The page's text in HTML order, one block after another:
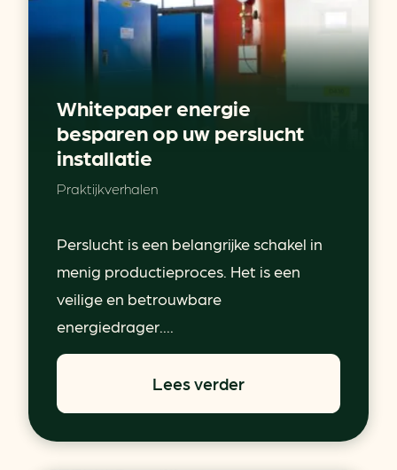
Whitepaper energie
besparen op uw perslucht
installatie
Praktijkverhalen
Perslucht is een belangrijke schakel in
menig productieproces. Het is een
veilige en betrouwbare
energiedrager....
Lees verder